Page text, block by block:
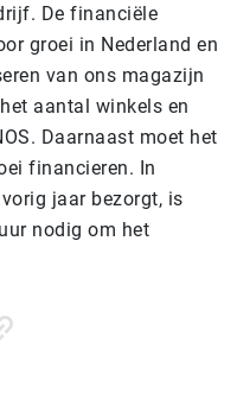
De financiële
groei in Nederland en
van ons magazijn
aantal winkels en
Daarnaast moet het
financieren. In
jaar bezorgt, is
nodig om het